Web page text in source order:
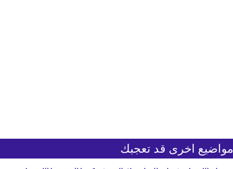
مواضيع اخرى قد تعجبك